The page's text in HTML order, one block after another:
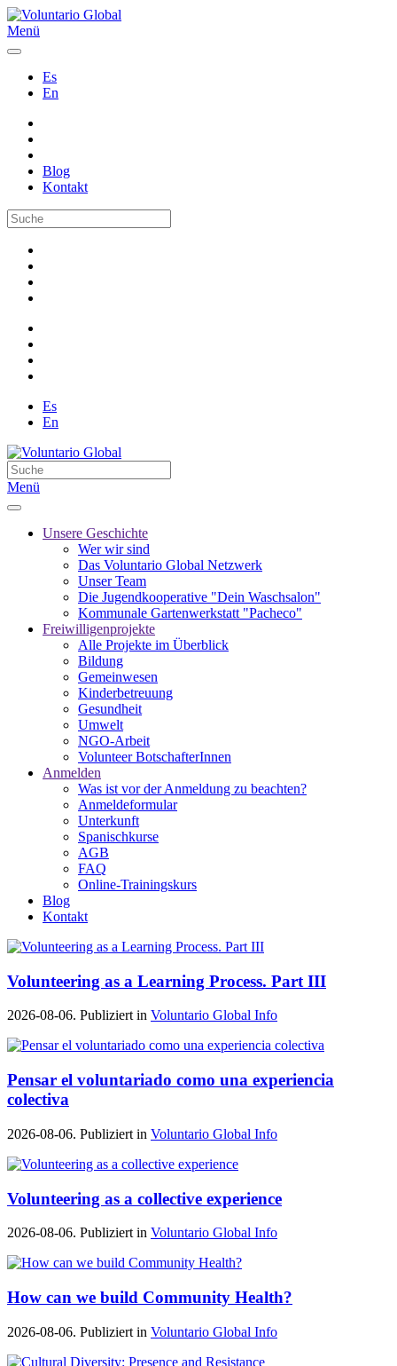
Menü
Es
En
Blog
Kontakt
Es
En
Menü
Unsere Geschichte
Wer wir sind
Das Voluntario Global Netzwerk
Unser Team
Die Jugendkooperative "Dein Waschsalon"
Kommunale Gartenwerkstatt "Pacheco"
Freiwilligenprojekte
Alle Projekte im Überblick
Bildung
Gemeinwesen
Kinderbetreuung
Gesundheit
Umwelt
NGO-Arbeit
Volunteer BotschafterInnen
Anmelden
Was ist vor der Anmeldung zu beachten?
Anmeldeformular
Unterkunft
Spanischkurse
AGB
FAQ
Online-Trainingskurs
Blog
Kontakt
Volunteering as a Learning Process. Part III
2026-08-06. Publiziert in Voluntario Global Info
Pensar el voluntariado como una experiencia
colectiva
2026-08-06. Publiziert in Voluntario Global Info
Volunteering as a collective experience
2026-08-06. Publiziert in Voluntario Global Info
How can we build Community Health?
2026-08-06. Publiziert in Voluntario Global Info